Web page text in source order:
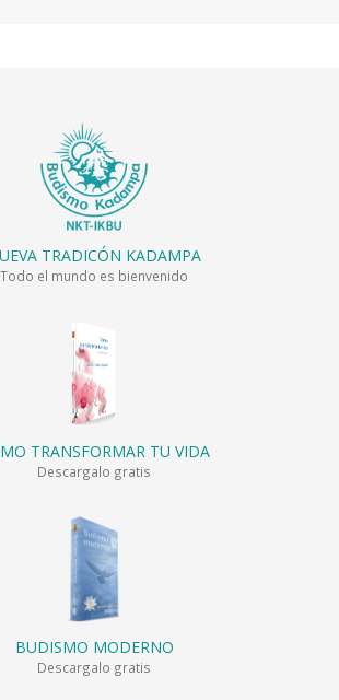
TRADICÓN KADAMPA
Todo el mundo es bienvenido
TRANSFORMAR TU VIDA
Descargalo gratis
BUDISMO MODERNO
Descargalo gratis